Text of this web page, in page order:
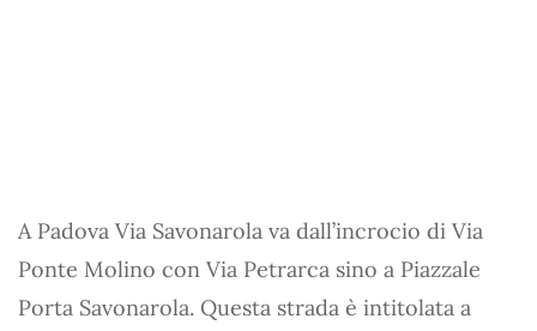
A Padova Via Savonarola va dall’incrocio di Via
Ponte Molino con Via Petrarca sino a Piazzale
Porta Savonarola. Questa strada è intitolata a